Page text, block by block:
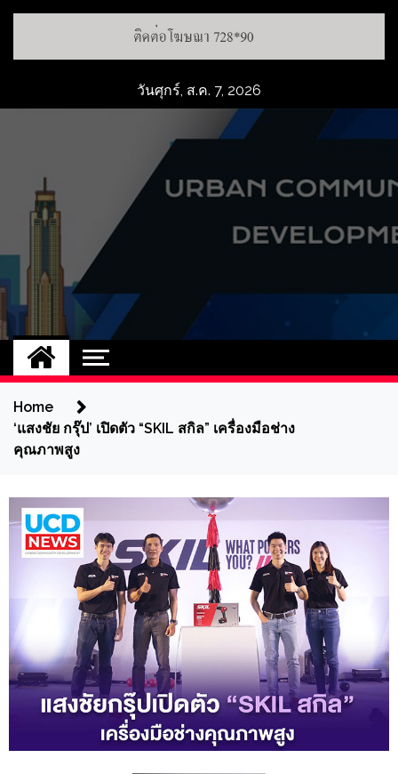
วันศุกร์, ส.ค. 7, 2026
UCD
NEW
Home
‘แสงชัย กรุ๊ป’ เปิดตัว “SKIL สกิล” เครื่องมือช่าง
คุณภาพสูง